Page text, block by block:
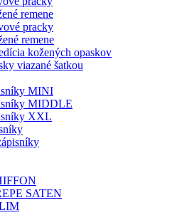
remene
pracky
remene
kožených opaskov
viazané šatkou
MINI
MIDDLE
XXL
SATEN